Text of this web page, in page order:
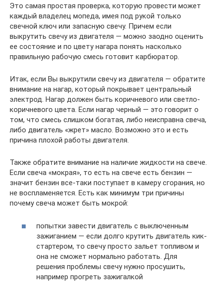
Это самая простая проверка, которую провести может
каждый владелец мопеда, имея под рукой только
свечной ключ или запасную свечу. Причем если
выкрутить свечу из двигателя — можно заодно оценить
ее состояние и по цвету нагара понять насколько
правильную рабочую смесь готовит карбюратор.
Итак, если Вы выкрутили свечу из двигателя — обратите
внимание на нагар, который покрывает центральный
электрод. Нагар должен быть коричневого или светло-
коричневого цвета. Если нагар черный — это говорит о
том, что смесь слишком богатая, либо неисправна свеча,
либо двигатель «жрет» масло. Возможно это и есть
причина плохой работы двигателя.
Также обратите внимание на наличие жидкости на свече.
Если свеча «мокрая», то есть на свече есть бензин —
значит бензин все-таки поступает в камеру сгорания, но
не воспламеняется. Есть как минимум три причины
почему свеча может быть мокрой:
попытки завести двигатель с выключенным
зажиганием — если долго крутить двигатель кик-
стартером, то свечу просто зальет топливом и
она не сможет нормально работать. Для
решения проблемы свечу нужно просушить,
например прогреть зажигалкой